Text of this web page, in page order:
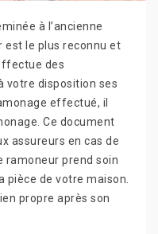
à l’ancienne
est le plus reconnu et
des
votre disposition ses
effectué, il
Ce document
assureurs en cas de
ramoneur prend soin
pièce de votre maison.
propre après son